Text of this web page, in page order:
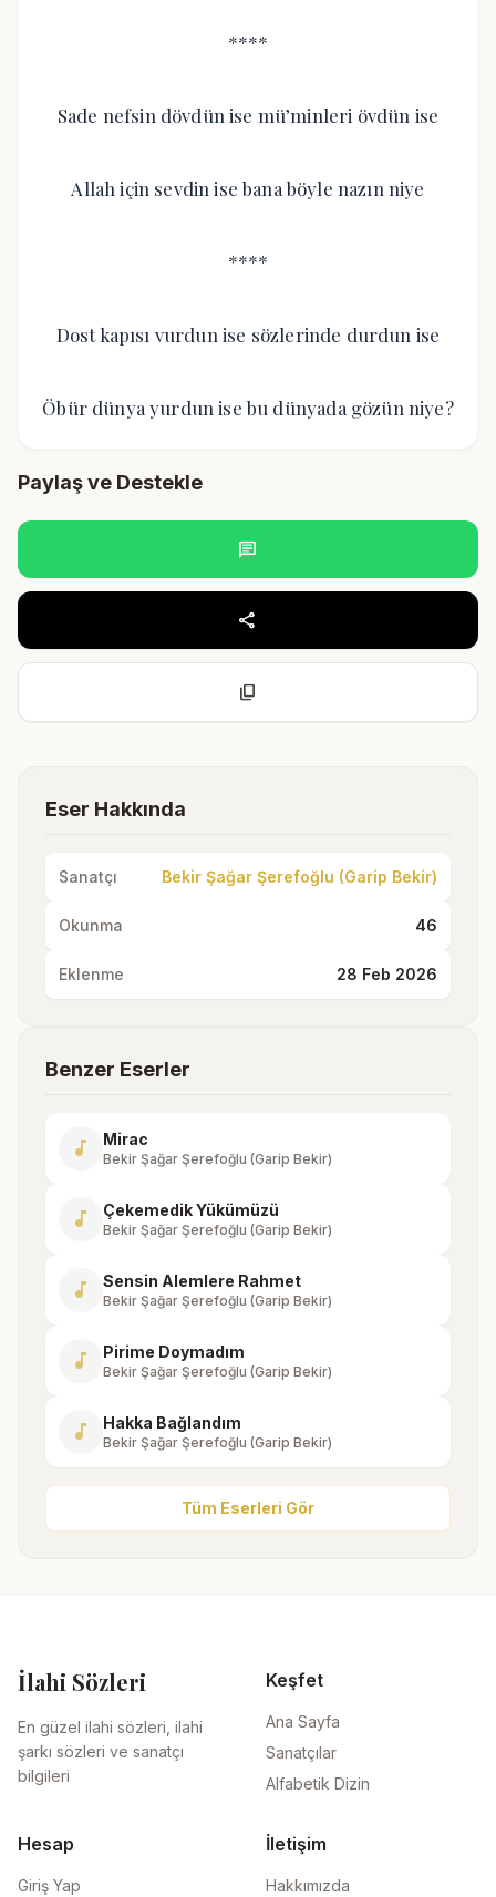
****
Sade nefsin dövdün ise mü’minleri övdün ise
Allah için sevdin ise bana böyle nazın niye
****
Dost kapısı vurdun ise sözlerinde durdun ise
Öbür dünya yurdun ise bu dünyada gözün niye?
Paylaş ve Destekle
chat
share
content_copy
Eser Hakkında
Sanatçı Bekir Şağar Şerefoğlu (Garip Bekir)
Okunma 46
Eklenme 28 Feb 2026
Benzer Eserler
music_note Mirac
Bekir Şağar Şerefoğlu (Garip Bekir)
music_note Çekemedik Yükümüzü
Bekir Şağar Şerefoğlu (Garip Bekir)
music_note Sensin Alemlere Rahmet
Bekir Şağar Şerefoğlu (Garip Bekir)
music_note Pirime Doymadım
Bekir Şağar Şerefoğlu (Garip Bekir)
music_note Hakka Bağlandım
Bekir Şağar Şerefoğlu (Garip Bekir)
Tüm Eserleri Gör
İlahi Sözleri
En güzel ilahi sözleri, ilahi
şarkı sözleri ve sanatçı
bilgileri
Keşfet
Ana Sayfa
Sanatçılar
Alfabetik Dizin
Hesap
Giriş Yap
İletişim
Hakkımızda